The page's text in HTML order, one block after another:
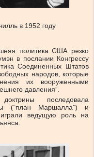
в 1952 году
политика США резко
в послании Конгрессу
Соединенных Штатов
народов, которые
их вооруженными
давления”.
последовала
(“план Маршалла”) и
ведущую роль на